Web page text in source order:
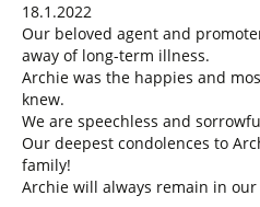
18.1.2022
Our beloved agent and
away of long-term illness.
Archie was the happies and
knew.
We are speechless and
Our deepest condolences to
family!
Archie will always remain in our